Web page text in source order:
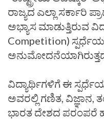
ರಾಜ್ಯದ ಎಲ್ಲಾ ಸರ್ಕಾರಿ
ಅಭ್ಯಾಸ ಮಾಡುತ್ತಿರುವ
Competition)
ವಿದ್ಯಾರ್ಥಿಗಳಿಗೆ ಈ
ಅವರಲ್ಲಿ ಗಣಿತ, ವಿಜ್ಞಾನ,
ಭಾರತ ದೇಶದ ಪರಂಪರೆ